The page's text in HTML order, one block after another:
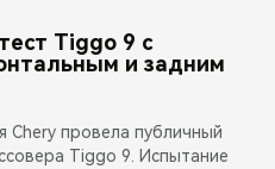
Tiggo 9 с
и задним
Chery провела публичный
Tiggo 9. Испытание